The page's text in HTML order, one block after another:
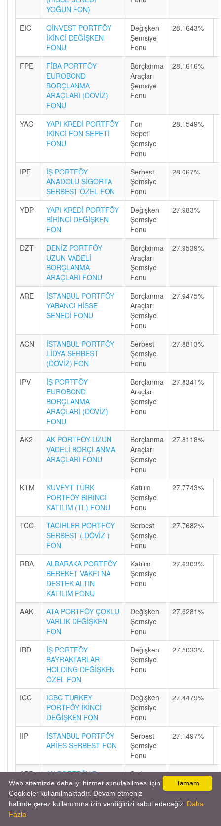
YOĞUN FON)
EIC
QİNVEST PORTFÖY
İKİNCİ DEĞİŞKEN
FONU
Değişken
Şemsiye
Fonu
28.1643%
FPE
FİBA PORTFÖY
EUROBOND
BORÇLANMA
ARAÇLARI (DÖVİZ)
FONU
Borçlanma
Araçları
Şemsiye
Fonu
28.1616%
YAC
YAPI KREDİ PORTFÖY
İKİNCİ FON SEPETİ
FONU
Fon
Sepeti
Şemsiye
Fonu
28.1549%
IPE
İŞ PORTFÖY
ANADOLU SİGORTA
SERBEST ÖZEL FON
Serbest
Şemsiye
Fonu
28.067%
YDP
YAPI KREDİ PORTFÖY
BİRİNCİ DEĞİŞKEN
FON
Değişken
Şemsiye
Fonu
27.983%
DZT
DENİZ PORTFÖY
UZUN VADELİ
BORÇLANMA
ARAÇLARI FONU
Borçlanma
Araçları
Şemsiye
Fonu
27.9539%
ARE
İSTANBUL PORTFÖY
YABANCI HİSSE
SENEDİ FONU
Borçlanma
Araçları
Şemsiye
Fonu
27.9475%
ACN
İSTANBUL PORTFÖY
LİDYA SERBEST
(DÖVİZ) FON
Serbest
Şemsiye
Fonu
27.8813%
IPV
İŞ PORTFÖY
EUROBOND
BORÇLANMA
ARAÇLARI (DÖVİZ)
FONU
Borçlanma
Araçları
Şemsiye
Fonu
27.8341%
AK2
AK PORTFÖY UZUN
VADELİ BORÇLANMA
ARAÇLARI FONU
Borçlanma
Araçları
Şemsiye
Fonu
27.8118%
KTM
KUVEYT TÜRK
PORTFÖY BİRİNCİ
KATILIM (TL) FONU
Katılım
Şemsiye
Fonu
27.7743%
TCC
TACİRLER PORTFÖY
SERBEST ( DÖVİZ )
FON
Serbest
Şemsiye
Fonu
27.7682%
RBA
ALBARAKA PORTFÖY
BEREKET VAKFI NA
DESTEK ALTIN
KATILIM FONU
Katılım
Şemsiye
Fonu
27.6303%
AAK
ATA PORTFÖY ÇOKLU
VARLIK DEĞİŞKEN
FON
Değişken
Şemsiye
Fonu
27.6281%
IBD
İŞ PORTFÖY
BAYRAKTARLAR
HOLDİNG DEĞİŞKEN
ÖZEL FON
Değişken
Şemsiye
Fonu
27.5033%
ICC
ICBC TURKEY
PORTFÖY İKİNCİ
DEĞİŞKEN FON
Değişken
Şemsiye
Fonu
27.4479%
IIP
İSTANBUL PORTFÖY
ARİES SERBEST FON
Serbest
Şemsiye
Fonu
27.1497%
APP
AK PORTFÖY P1
SERBEST ÖZEL FON
Serbest
Şemsiye
Fonu
27.1143%
STS
Tamam
Web sitemizde daha iyi hizmet sunulabilmesi için
Cookieler kullanılmaktadır. Devam etmeniz
halinde çerez kullanımına izin verdiğinizi kabul edeceğiz. Daha
Fazla